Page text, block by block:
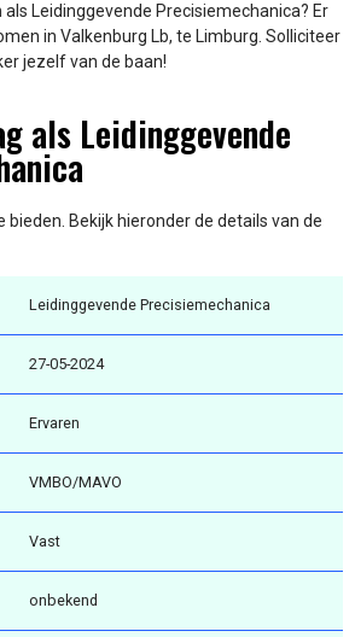
Leidinggevende Precisiemechanica? Er
in Valkenburg Lb, te Limburg. Solliciteer
jezelf van de baan!
als Leidinggevende
Bekijk hieronder de details van de
Leidinggevende Precisiemechanica
27-05-2024
Ervaren
VMBO/MAVO
Vast
onbekend